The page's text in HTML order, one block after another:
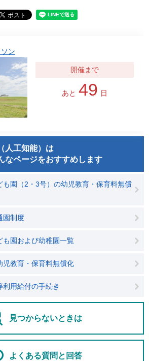
ン
あと 49 日
人工知能）は
なページをおすすめします
も園（2・3号）の幼児教育・保育料無償
園制度
も園および幼稚園一覧
児教育・保育料無償化
用給付の手続き
見つからないときは
よくある質問と回答